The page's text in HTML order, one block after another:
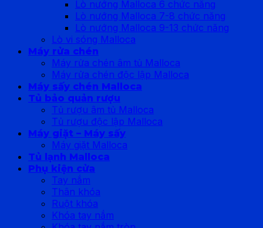
Lò nướng Malloca 6 chức năng
Lò nướng Malloca 7-8 chức năng
Lò nướng Malloca 9-13 chức năng
Lò vi sóng Malloca
Máy rửa chén
Máy rửa chén âm tủ Malloca
Máy rửa chén độc lập Malloca
Máy sấy chén Malloca
Tủ bảo quản rượu
Tủ rượu âm tủ Malloca
Tủ rượu độc lập Malloca
Máy giặt – Máy sấy
Máy giặt Malloca
Tủ lạnh Malloca
Phụ kiện cửa
Tay nắm
Thân khóa
Ruột khóa
Khóa tay nắm